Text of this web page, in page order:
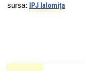
sursa: IPJ Ialomița